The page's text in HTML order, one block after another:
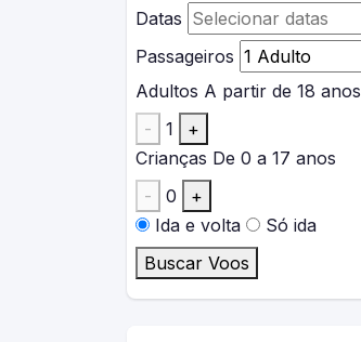
Datas
Passageiros
Adultos A partir de 18 anos
-
1
+
Crianças De 0 a 17 anos
-
0
+
Ida e volta
Só ida
Buscar Voos